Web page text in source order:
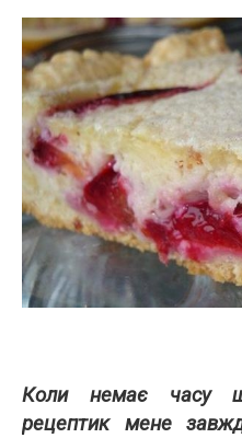
Коли немає часу
рецептик мене